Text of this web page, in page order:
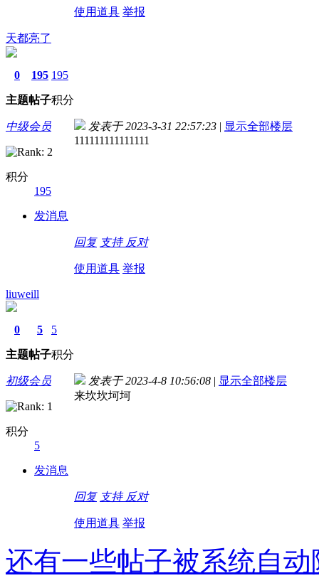
使用道具 举报
天都亮了
0
主题
195
帖子
195
积分
中级会员
积分
195
发消息
发表于 2023-3-31 22:57:23 | 显示全部楼层
111111111111111
回复 支持 反对
使用道具 举报
liuweill
0
主题
5
帖子
5
积分
初级会员
积分
5
发消息
发表于 2023-4-8 10:56:08 | 显示全部楼层
来坎坎坷坷
回复 支持 反对
使用道具 举报
还有一些帖子被系统自